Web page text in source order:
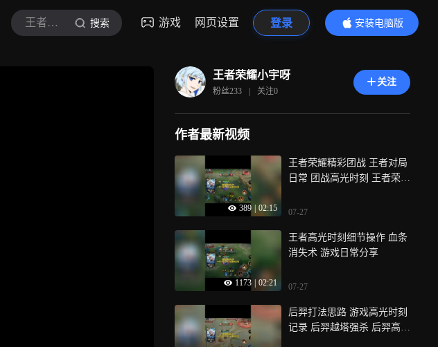
王者荣耀小宇呀 搜索 游戏 网页设置 登录
安装电脑版
内容更精彩
王者荣耀小宇呀
粉丝233 | 关注0
关注
作者最新视频
389 02:15
王者荣耀精彩团战 王者对局
日常 团战高光时刻 王者荣耀
07-27
1173 02:21
王者高光时刻细节操作 血条
消失术 游戏日常分享
07-27
后羿打法思路 游戏高光时刻
记录 后羿越塔强杀 后羿高能